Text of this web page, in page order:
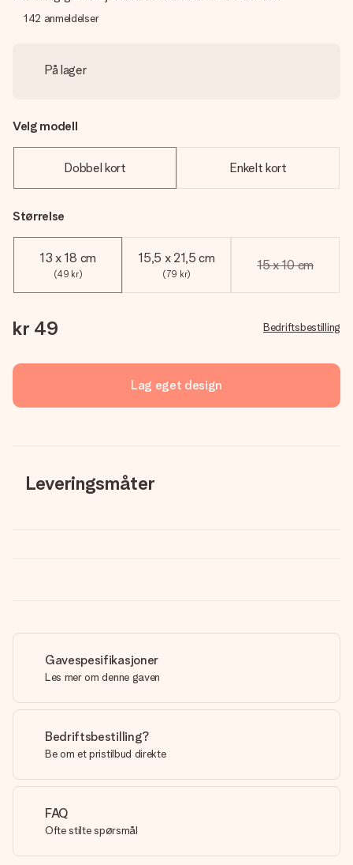
142 anmeldelser
På lager
Velg modell
Dobbel kort Enkelt kort
Størrelse
13 x 18 cm
(49 kr)
15,5 x 21,5 cm
(79 kr)
15 x 10 cm
kr 49 Bedriftsbestilling
Lag eget design
Leveringsmåter
Gavespesifikasjoner
Les mer om denne gaven
Bedriftsbestilling?
Be om et pristilbud direkte
FAQ
Ofte stilte spørsmål